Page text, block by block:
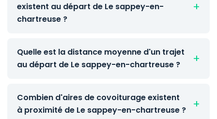
existent au départ de Le sappey-en-
chartreuse ?
Quelle est la distance moyenne d'un trajet
au départ de Le sappey-en-chartreuse ?
Combien d'aires de covoiturage existent
à proximité de Le sappey-en-chartreuse ?